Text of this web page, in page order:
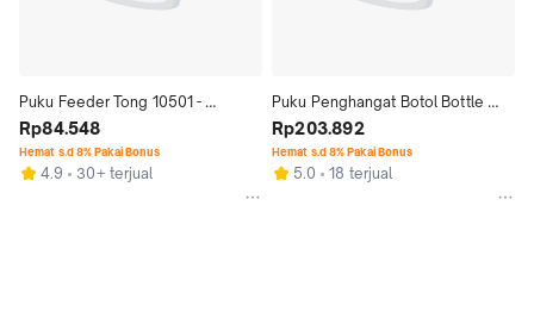
Puku Feeder Tong 10501 -
Penjepit botol asi
Rp84.548
Hemat s.d 8% Pakai Bonus
4.9 30+ terjual
Puku Penghangat Botol Bottle
Warmer Zip Side - P 11407
Rp203.892
Hemat s.d 8% Pakai Bonus
5.0 18 terjual